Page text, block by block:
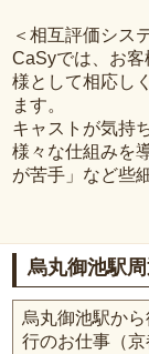
＜相互評価シス
CaSyでは、お
様として相応し
ます。
キャストが気持
様々な仕組みを
が苦手」など些
烏丸御池駅
烏丸御池駅か
行のお仕事（京